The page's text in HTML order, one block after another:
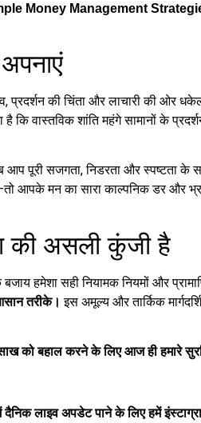
Money Management
की चिंता और लाचारी की ओर
वास्तविक शांति महंगे सामानों के
पूरी सजगता, निडरता और स्पष्टता के
आपके मन का सारा काल्पनिक डर और
की असली कुंजी है
हमेशा सही नियामक नियमों और
तरीके। इस अमूल्य और तार्किक
को बहाल करने के लिए आज ही हमारे
लाइव अपडेट पाने के लिए हमें